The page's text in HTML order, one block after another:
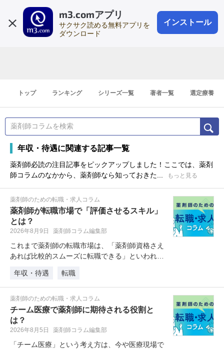
m3.comアプリ
サクサク読める無料アプリを
ダウンロード
インストール
会員登録
登録1分
トップ ランキング シリーズ一覧 著者一覧 選定療養
年収・待遇に関連する記事一覧
薬剤師必読の注目記事をピックアップしました！ここでは、薬剤
師コラムのなかから、薬剤師なら知っておきた...
もっと見る
薬剤師のための転職・求人コラム
薬剤師が転職市場で「評価させるスキル」
とは？
2026年8月9日 薬剤師コラム編集部
これまで薬剤師の転職市場は、「薬剤師資格さえ
あれば比較的スムーズに転職できる」といわれて
年収・待遇
転職
薬剤師のための転職・求人コラム
チーム医療で薬剤師に期待される役割と
は？
2026年8月5日 薬剤師コラム編集部
「チーム医療」という考え方は、今や医療現場で